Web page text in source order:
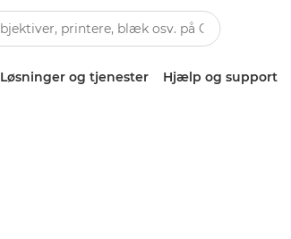
Løsninger og tjenester Hjælp og support